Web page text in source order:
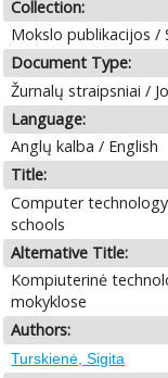
Collection:
Mokslo publikacijos /
Document Type:
Žurnalų straipsniai /
Language:
Anglų kalba / English
Title:
Computer
schools
Alternative Title:
Kompiuterinė
mokyklose
Authors:
Turskienė, Sigita